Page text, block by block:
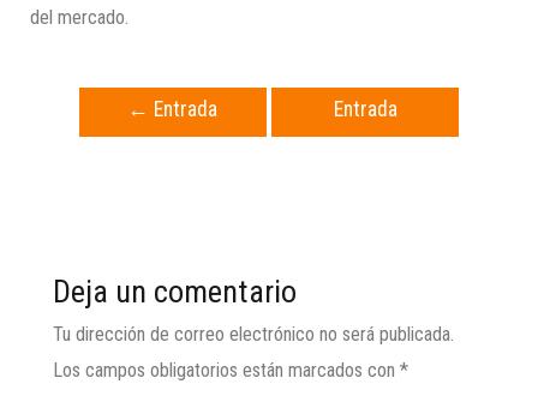
del mercado.
← Entrada
Entrada
Deja un comentario
Tu dirección de correo electrónico no será publicada.
Los campos obligatorios están marcados con *